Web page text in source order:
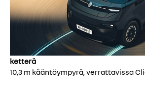
ketterä
10,3 m kääntöympyrä, verrattavissa